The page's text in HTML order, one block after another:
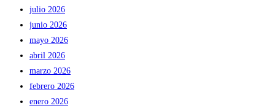
julio 2026
junio 2026
mayo 2026
abril 2026
marzo 2026
febrero 2026
enero 2026